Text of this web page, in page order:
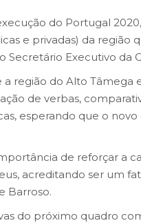
do Portugal
e privadas) da região
Secretário Executivo da
região do Alto Tâmega
de verbas,
esperando que o
de reforçar a
acreditando ser um
Barroso.
do próximo quadro